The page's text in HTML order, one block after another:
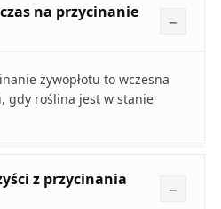
na przycinanie
żywopłotu to wczesna
gdy roślina jest w stanie
z przycinania